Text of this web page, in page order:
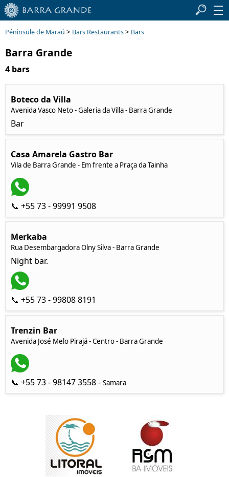
Péninsule de Maraú > Bars Restaurants> Bars
Barra Grande
4 bars
Boteco da Villa
Avenida Vasco Neto - Galeria da Villa - Barra Grande
Bar
Casa Amarela Gastro Bar
Vila de Barra Grande - Em frente a Praça da Tainha
📞 +55 73 - 99991 9508
Merkaba
Rua Desembargadora Olny Silva - Barra Grande
Night bar.
📞 +55 73 - 99808 8191
Trenzin Bar
Avenida José Melo Pirajá - Centro - Barra Grande
📞 +55 73 - 98147 3558 - Samara